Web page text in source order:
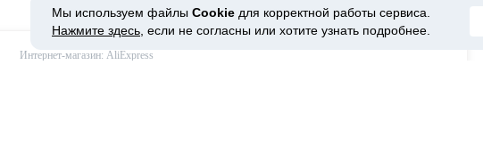
Интернет-магазин: AliExpress
Мы используем файлы Cookie для корректной работы сервиса.
Нажмите здесь , если не согласны или хотите узнать подробнее.